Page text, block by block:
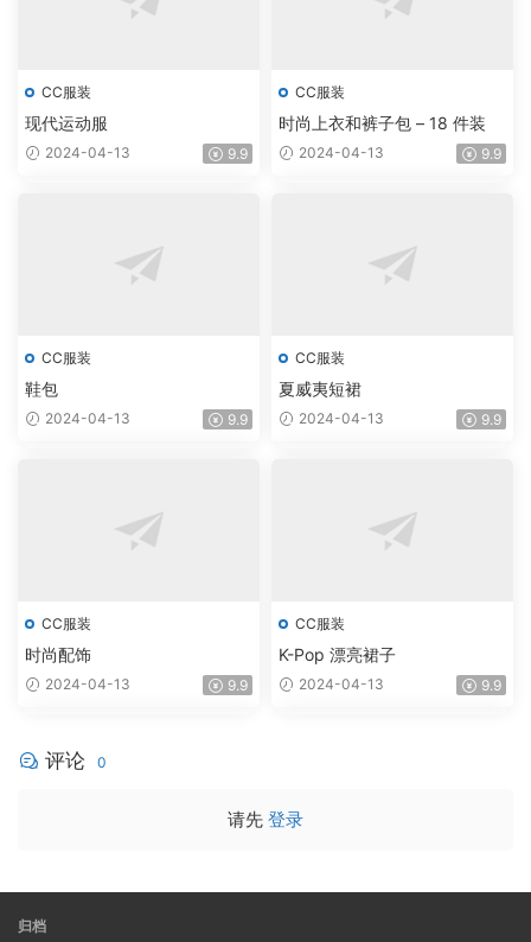
CC服装
现代运动服
2024-04-13 9.9
CC服装
时尚上衣和裤子包 – 18 件装
2024-04-13 9.9
CC服装
鞋包
2024-04-13 9.9
CC服装
夏威夷短裙
2024-04-13 9.9
CC服装
时尚配饰
2024-04-13 9.9
CC服装
K-Pop 漂亮裙子
2024-04-13 9.9
评论 0
请先 登录
归档